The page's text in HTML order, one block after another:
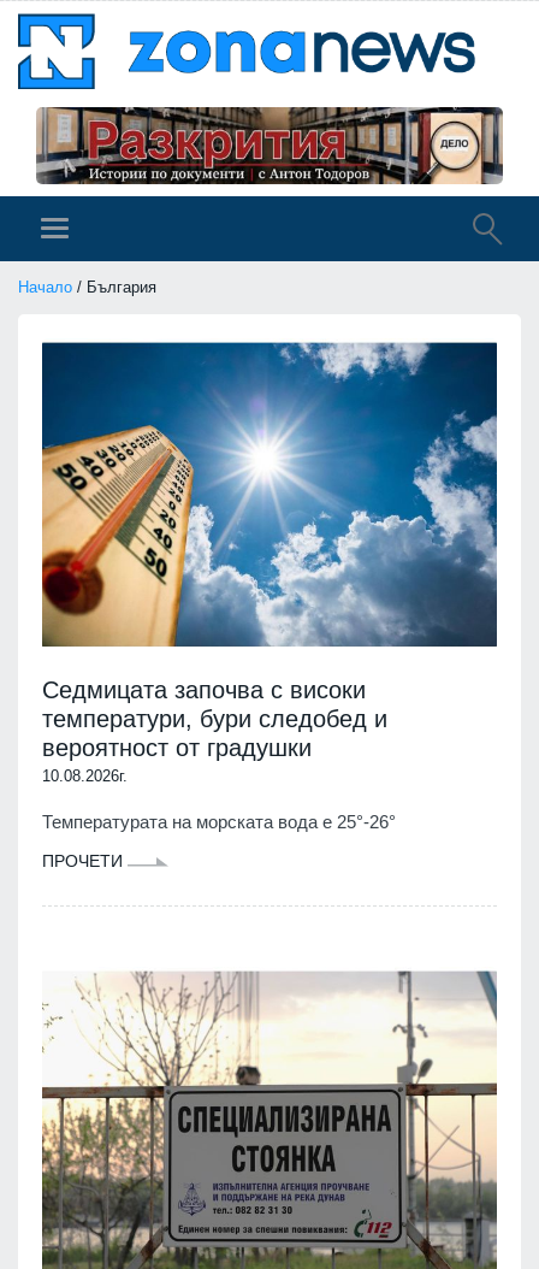
Начало / България
Седмицата започва с високи
температури, бури следобед и
вероятност от градушки
10.08.2026г.
Температурата на морската вода е 25°-26°
ПРОЧЕТИ